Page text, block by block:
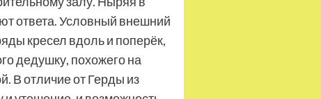
ответа. Условный внешний
кресел вдоль и поперёк,
дедушку, похожего на
В отличие от Герды из